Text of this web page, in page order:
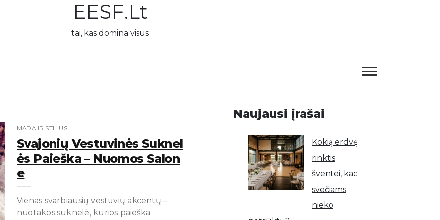
EESF.lt
tai, kas domina visus
MADA IR STILIUS
Svajonių Vestuvinės Suknel
Ės Paieška – Nuomos Salon
E
Vienas svarbiausių vestuvių akcentų –
nuotakos suknelė, kurios paieška
Naujausi įrašai
Kokią erdvę
rinktis
šventei, kad
svečiams
nieko